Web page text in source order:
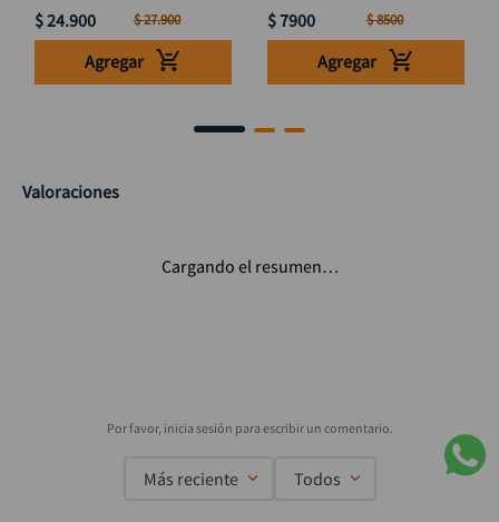
$24.900 $27.900
Agregar
$7900 $8500
Agregar
Valoraciones
Cargando el resumen…
Más reciente Todos